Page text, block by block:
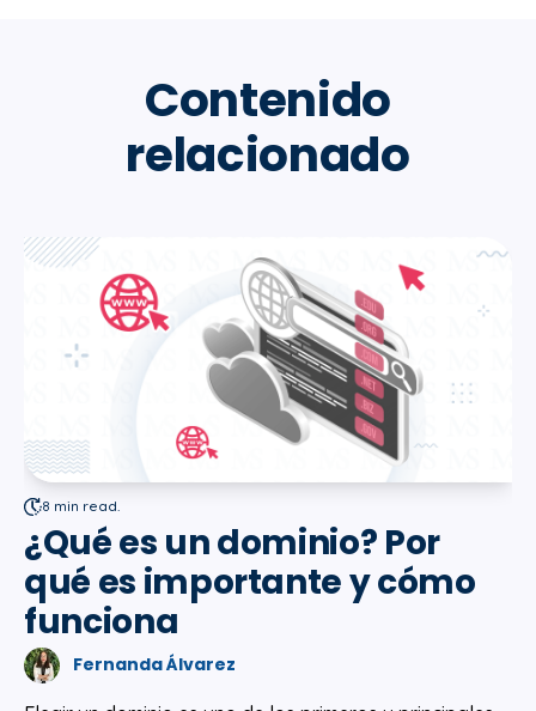
Contenido
relacionado
8 min read.
¿Qué es un dominio? Por
qué es importante y cómo
funciona
Fernanda Álvarez